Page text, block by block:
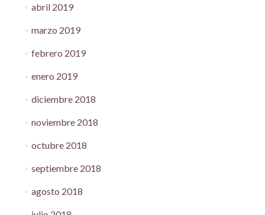
abril 2019
marzo 2019
febrero 2019
enero 2019
diciembre 2018
noviembre 2018
octubre 2018
septiembre 2018
agosto 2018